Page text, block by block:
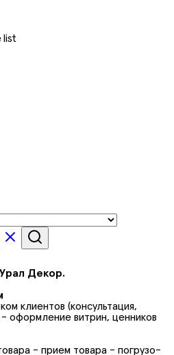
list
Декор.
клиентов (консультация,
оформление витрин, ценников
- прием товара - погрузо-